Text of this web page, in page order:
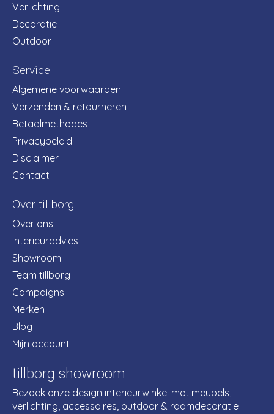
Verlichting
Decoratie
Outdoor
Service
Algemene voorwaarden
Verzenden & retourneren
Betaalmethodes
Privacybeleid
Disclaimer
Contact
Over tillborg
Over ons
Interieuradvies
Showroom
Team tillborg
Campaigns
Merken
Blog
Mijn account
tillborg showroom
Bezoek onze design interieurwinkel met meubels,
verlichting, accessoires, outdoor & raamdecoratie